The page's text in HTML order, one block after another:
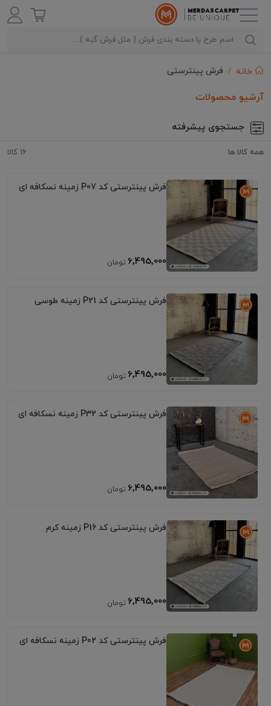
خانه فرش پینترستی
آرشیو محصولات
جستجوی پیشرفته
همه کالا ها 16 کالا
فرش پینترستی کد P07 زمینه نسکافه ای
6٬495٬000
فرش پینترستی کد P21 زمینه طوسی
6٬495٬000
فرش پینترستی کد P32 زمینه نسکافه ای
6٬495٬000
فرش پینترستی کد P16 زمینه کرم
6٬495٬000
فرش پینترستی کد P02 زمینه نسکافه ای